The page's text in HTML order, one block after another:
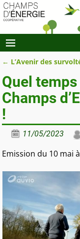
← L’Avenir des
Quel
Champs
!
11/05/2023
Emission du 10 mai